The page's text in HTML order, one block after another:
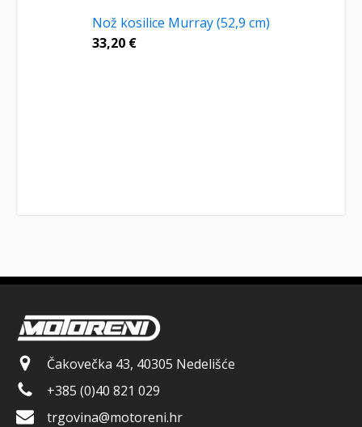
Nož kosilice Murray (52,9 cm)
33,20 €
Čakovečka 43, 40305 Nedelišće
+385 (0)40 821 029
trgovina@motoreni.hr